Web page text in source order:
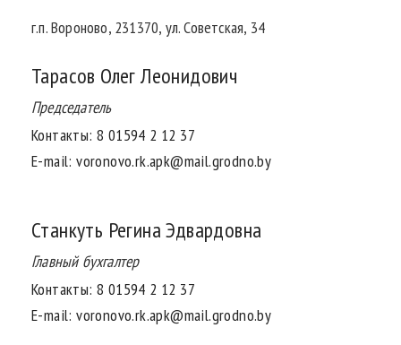
г.п. Вороново, 231370, ул. Советская, 34
Тарасов Олег Леонидович
Председатель
Контакты: 8 01594 2 12 37
E-mail: voronovo.rk.apk@mail.grodno.by
Станкуть Регина Эдвардовна
Главный бухгалтер
Контакты: 8 01594 2 12 37
E-mail: voronovo.rk.apk@mail.grodno.by